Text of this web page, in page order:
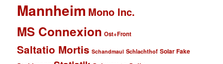
Mannheim Mono Inc.
MS Connexion Ost+Front
Saltatio Mortis Schandmaul Schlachthof Solar Fake